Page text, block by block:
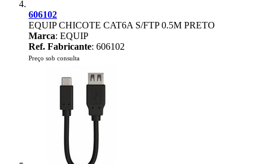
606102
EQUIP CHICOTE CAT6A S/FTP 0.5M PRETO
Marca: EQUIP
Ref. Fabricante: 606102
Preço sob consulta